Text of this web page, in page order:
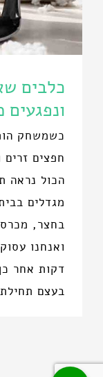
כלבים
ונפגעים
כשמשחק
חפצים
הכול נראה
מגדלים
בחצר,
ואנחנו
דקות אחר
בעצם